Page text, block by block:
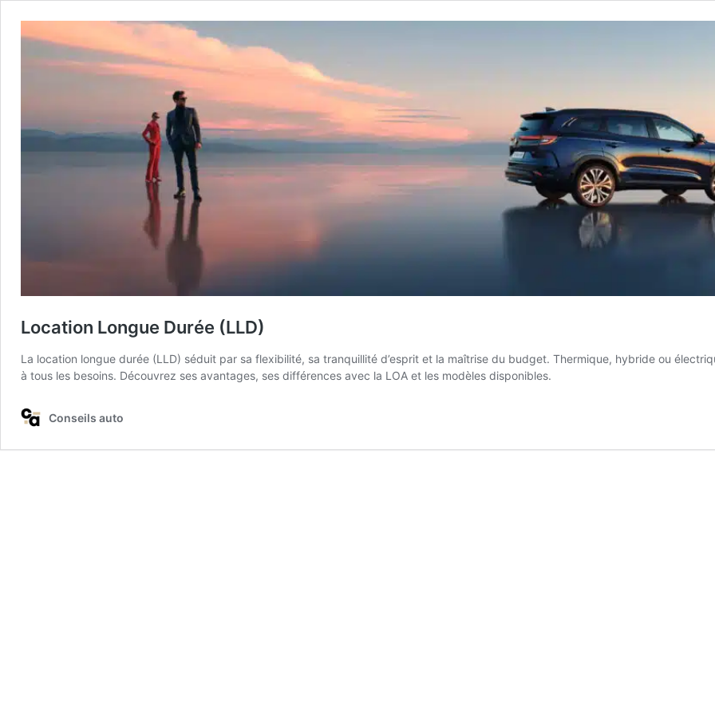
Location Longue Durée (LLD)
La location longue durée (LLD) séduit par sa flexibilité, sa tranquillité d’esprit et la maîtrise du budget. Thermique, hybride ou
à tous les besoins. Découvrez ses avantages, ses différences avec la LOA et les modèles disponibles.
Conseils auto